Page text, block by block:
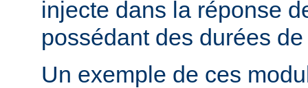
injecte dans la réponse
possédant des durées
Un exemple de ces